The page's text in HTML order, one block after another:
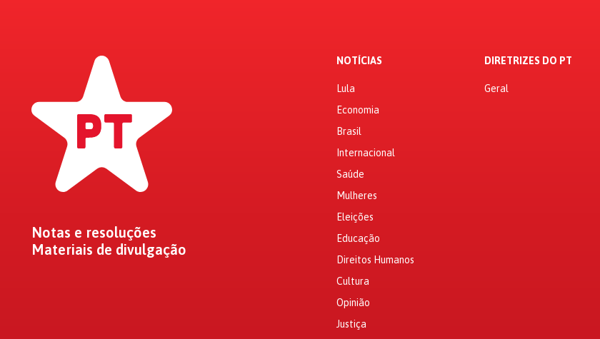
Notas e resoluções
Materiais de divulgação
NOTÍCIAS
Lula
Economia
Brasil
Internacional
Saúde
Mulheres
Eleições
Educação
Direitos Humanos
Cultura
Opinião
Justiça
DIRETRIZES DO PT
Geral